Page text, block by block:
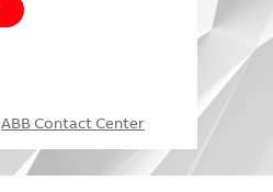
ABB Contact Center